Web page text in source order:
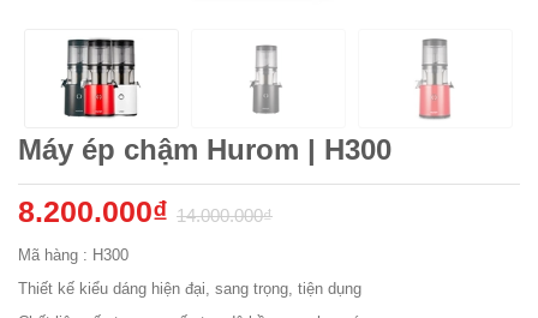
Máy ép chậm Hurom | H300
8.200.000₫ 14.000.000₫
Mã hàng : H300
Thiết kế kiểu dáng hiện đại, sang trọng, tiện dụng